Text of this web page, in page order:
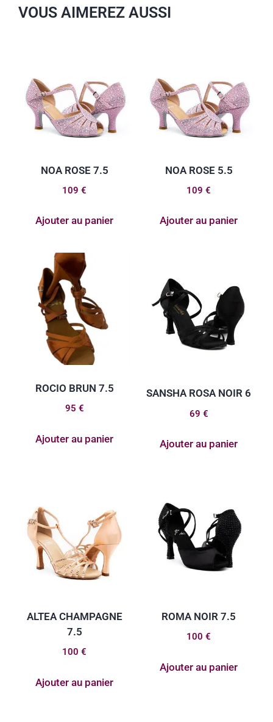
VOUS AIMEREZ AUSSI
NOA ROSE 7.5
109 €
Ajouter au panier
NOA ROSE 5.5
109 €
Ajouter au panier
ROCIO BRUN 7.5
95 €
Ajouter au panier
SANSHA ROSA NOIR 6
69 €
Ajouter au panier
ALTEA CHAMPAGNE
7.5
100 €
Ajouter au panier
ROMA NOIR 7.5
100 €
Ajouter au panier